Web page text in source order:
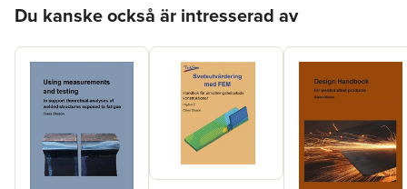
Du kanske också är intresserad av